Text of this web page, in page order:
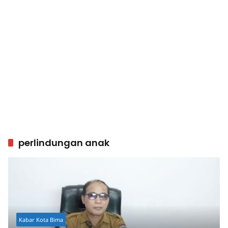
perlindungan anak
Kabar Kota Bima